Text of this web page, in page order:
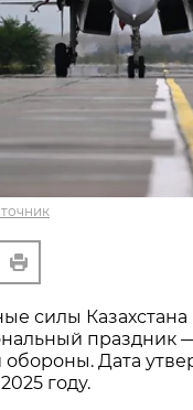
силы
праздник
Дата
году.